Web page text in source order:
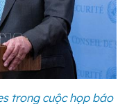
trong cuộc họp báo